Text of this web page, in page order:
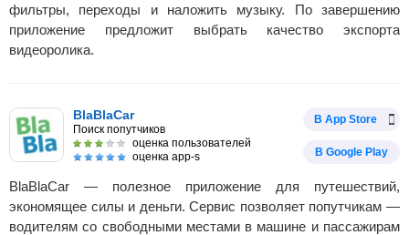
фильтры, переходы и наложить музыку. По завершению
приложение предложит выбрать качество экспорта
видеоролика.
BlaBlaCar
Поиск попутчиков
оценка пользователей
оценка app-s
В App Store
В Google Play
BlaBlaCar — полезное приложение для путешествий,
экономящее силы и деньги. Сервис позволяет попутчикам —
водителям со свободными местами в машине и пассажирам